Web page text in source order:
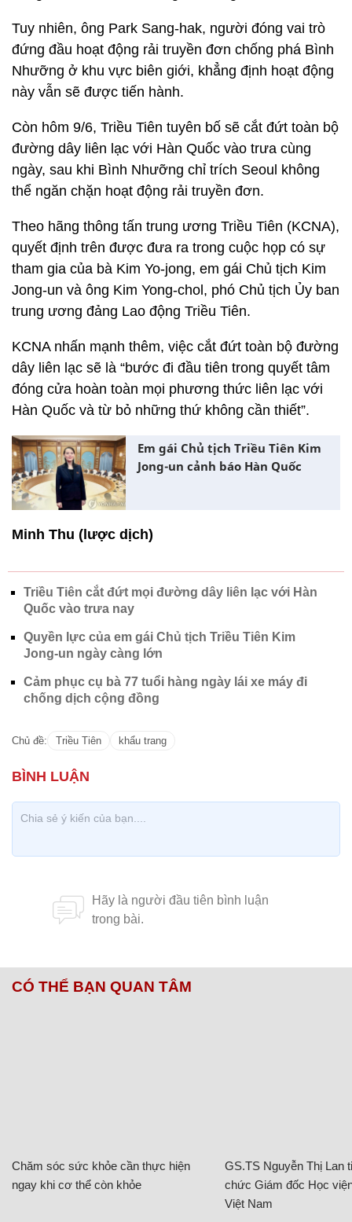
Tuy nhiên, ông Park Sang-hak, người đóng vai trò
đứng đầu hoạt động rải truyền đơn chống phá Bình
Nhưỡng ở khu vực biên giới, khẳng định hoạt động
này vẫn sẽ được tiến hành.
Còn hôm 9/6, Triều Tiên tuyên bố sẽ cắt đứt toàn bộ
đường dây liên lạc với Hàn Quốc vào trưa cùng
ngày, sau khi Bình Nhưỡng chỉ trích Seoul không
thể ngăn chặn hoạt động rải truyền đơn.
Theo hãng thông tấn trung ương Triều Tiên (KCNA),
quyết định trên được đưa ra trong cuộc họp có sự
tham gia của bà Kim Yo-jong, em gái Chủ tịch Kim
Jong-un và ông Kim Yong-chol, phó Chủ tịch Ủy ban
trung ương đảng Lao động Triều Tiên.
KCNA nhấn mạnh thêm, việc cắt đứt toàn bộ đường
dây liên lạc sẽ là “bước đi đầu tiên trong quyết tâm
đóng cửa hoàn toàn mọi phương thức liên lạc với
Hàn Quốc và từ bỏ những thứ không cần thiết”.
Em gái Chủ tịch Triều Tiên Kim
Jong-un cảnh báo Hàn Quốc
Minh Thu (lược dịch)
Triều Tiên cắt đứt mọi đường dây liên lạc với Hàn
Quốc vào trưa nay
Quyền lực của em gái Chủ tịch Triều Tiên Kim
Jong-un ngày càng lớn
Cảm phục cụ bà 77 tuổi hàng ngày lái xe máy đi
chống dịch cộng đồng
Chủ đề: Triều Tiên khẩu trang
CÓ THỂ BẠN QUAN TÂM
Chăm sóc sức khỏe cần thực hiện
ngay khi cơ thể còn khỏe
GS.TS Nguyễn Thị Lan
chức Giám đốc Học
Việt Nam